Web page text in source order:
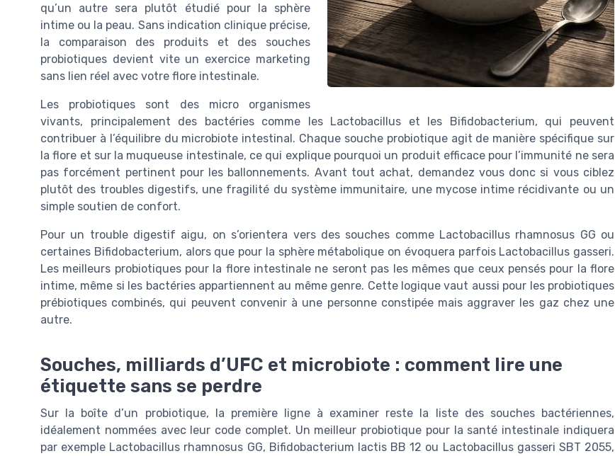
qu’un autre sera plutôt étudié pour la sphère
intime ou la peau. Sans indication clinique précise,
la comparaison des produits et des souches
probiotiques devient vite un exercice marketing
sans lien réel avec votre flore intestinale.
Les probiotiques sont des micro organismes
vivants, principalement des bactéries comme les Lactobacillus et les Bifidobacterium, qui peuvent
contribuer à l’équilibre du microbiote intestinal. Chaque souche probiotique agit de manière spécifique sur
la flore et sur la muqueuse intestinale, ce qui explique pourquoi un produit efficace pour l’immunité ne sera
pas forcément pertinent pour les ballonnements. Avant tout achat, demandez vous donc si vous ciblez
plutôt des troubles digestifs, une fragilité du système immunitaire, une mycose intime récidivante ou un
simple soutien de confort.
Pour un trouble digestif aigu, on s’orientera vers des souches comme Lactobacillus rhamnosus GG ou
certaines Bifidobacterium, alors que pour la sphère métabolique on évoquera parfois Lactobacillus gasseri.
Les meilleurs probiotiques pour la flore intestinale ne seront pas les mêmes que ceux pensés pour la flore
intime, même si les bactéries appartiennent au même genre. Cette logique vaut aussi pour les probiotiques
prébiotiques combinés, qui peuvent convenir à une personne constipée mais aggraver les gaz chez une
autre.
Souches, milliards d’UFC et microbiote : comment lire une
étiquette sans se perdre
Sur la boîte d’un probiotique, la première ligne à examiner reste la liste des souches bactériennes,
idéalement nommées avec leur code complet. Un meilleur probiotique pour la santé intestinale indiquera
par exemple Lactobacillus rhamnosus GG, Bifidobacterium lactis BB 12 ou Lactobacillus gasseri SBT 2055,